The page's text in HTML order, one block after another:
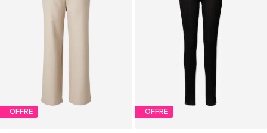
OFFRE OFFRE